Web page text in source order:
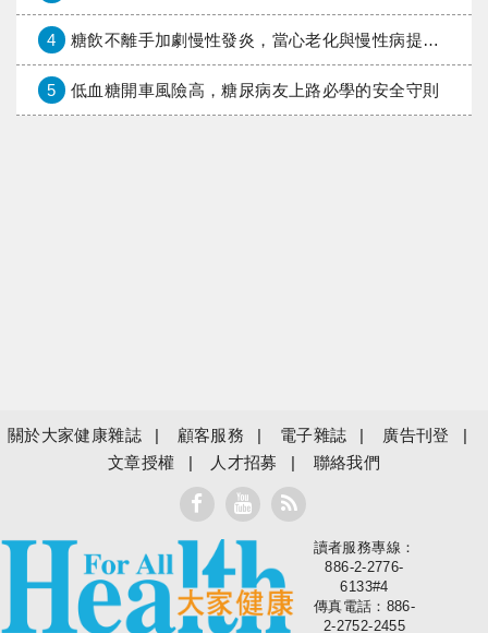
4 糖飲不離手加劇慢性發炎，當心老化與慢性病提早報到
5 低血糖開車風險高，糖尿病友上路必學的安全守則
關於大家健康雜誌 顧客服務 電子雜誌
廣告刊登
文章授權
人才招募 聯絡我們
大家健康
讀者服務專線：
886-2-2776-
6133#4
傳真電話：886-
2-2752-2455